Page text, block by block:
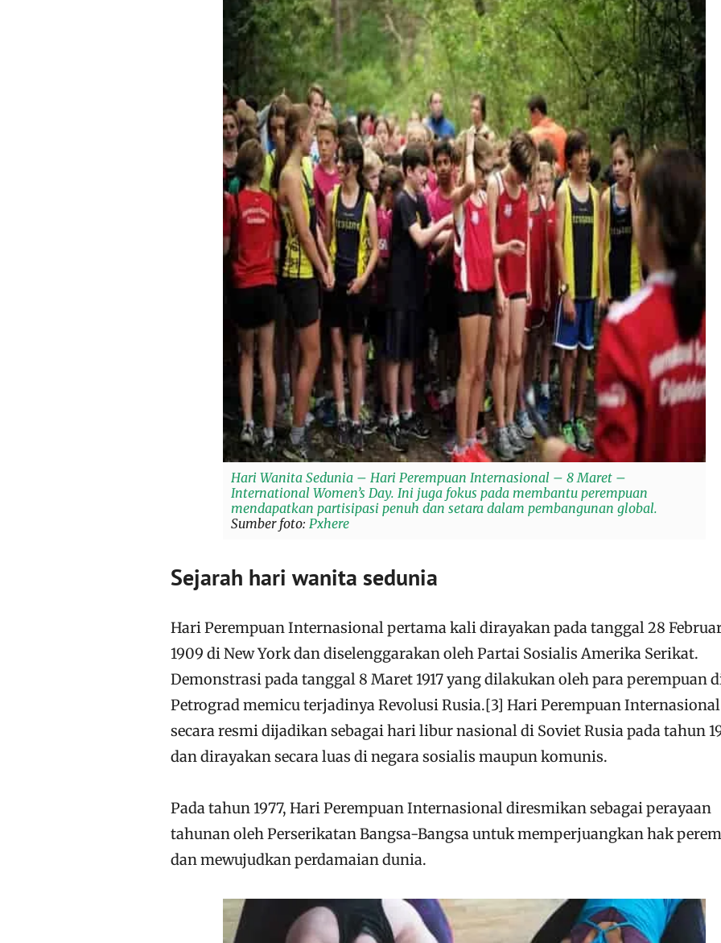
Hari Wanita Sedunia – Hari Perempuan Internasional – 8 Maret –
International Women’s Day. Ini juga fokus pada membantu perempuan
mendapatkan partisipasi penuh dan setara dalam pembangunan global.
Sumber foto: Pxhere
Sejarah hari wanita sedunia
Hari Perempuan Internasional pertama kali dirayakan pada tanggal 28
1909 di New York dan diselenggarakan oleh Partai Sosialis Amerika Serikat.
Demonstrasi pada tanggal 8 Maret 1917 yang dilakukan oleh para perempuan
Petrograd memicu terjadinya Revolusi Rusia.[3] Hari Perempuan Internasional
secara resmi dijadikan sebagai hari libur nasional di Soviet Rusia pada tahun
dan dirayakan secara luas di negara sosialis maupun komunis.
Pada tahun 1977, Hari Perempuan Internasional diresmikan sebagai perayaan
tahunan oleh Perserikatan Bangsa-Bangsa untuk memperjuangkan hak
dan mewujudkan perdamaian dunia.